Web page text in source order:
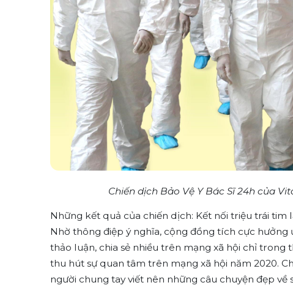
Chiến dịch Bảo Vệ Y Bác Sĩ 24h của
Những kết quả của chiến dịch: Kết nối triệu trái tim
Nhờ thông điệp ý nghĩa, cộng đồng tích cực
thảo luận, chia sẻ nhiều trên mạng xã hội chỉ
thu hút sự quan tâm trên mạng xã hội năm 2020.
người chung tay viết nên những câu chuyện đẹp